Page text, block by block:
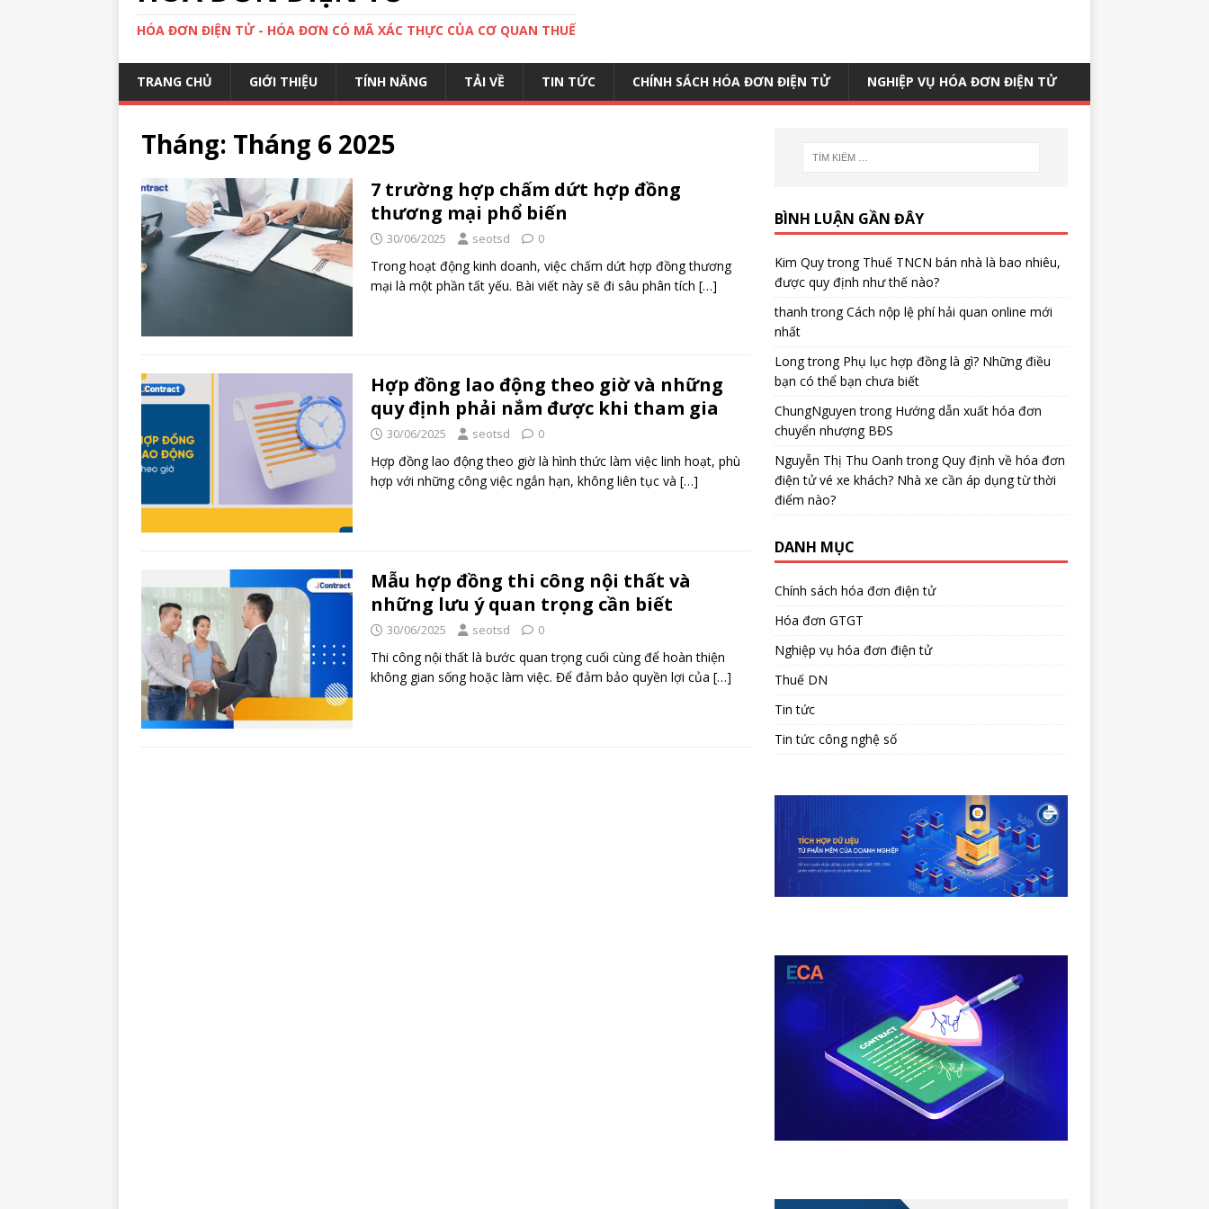
HÓA ĐƠN ĐIỆN TỬ - HÓA ĐƠN CÓ MÃ XÁC THỰC CỦA CƠ QUAN THUẾ
TRANG CHỦ GIỚI THIỆU TÍNH NĂNG TẢI VỀ TIN TỨC CHÍNH SÁCH HÓA ĐƠN ĐIỆN TỬ NGHIỆP VỤ HÓA ĐƠN ĐIỆN TỬ
Tháng: Tháng 6 2025
7 trường hợp chấm dứt hợp đồng
thương mại phổ biến
30/06/2025 seotsd 0
Trong hoạt động kinh doanh, việc chấm dứt hợp đồng thương
mại là một phần tất yếu. Bài viết này sẽ đi sâu phân tích […]
Hợp đồng lao động theo giờ và những
quy định phải nắm được khi tham gia
30/06/2025 seotsd 0
Hợp đồng lao động theo giờ là hình thức làm việc linh hoạt, phù
hợp với những công việc ngắn hạn, không liên tục và […]
Mẫu hợp đồng thi công nội thất và
những lưu ý quan trọng cần biết
30/06/2025 seotsd 0
Thi công nội thất là bước quan trọng cuối cùng để hoàn thiện
không gian sống hoặc làm việc. Để đảm bảo quyền lợi của […]
BÌNH LUẬN GẦN ĐÂY
Kim Quytrong Thuế TNCN bán nhà là bao nhiêu,
được quy định như thế nào?
thanh trongCách nộp lệ phí hải quan online mới
nhất
Longtrong Phụ lục hợp đồng là gì? Những điều
bạn có thể bạn chưa biết
ChungNguyen trong Hướng dẫn xuất hóa đơn
chuyển nhượng BĐS
Nguyễn Thị Thu Oanh trongQuy định về hóa đơn
điện tử vé xe khách? Nhà xe cần áp dụng từ thời
điểm nào?
DANH MỤC
Chính sách hóa đơn điện tử
Hóa đơn GTGT
Nghiệp vụ hóa đơn điện tử
Thuế DN
Tin tức
Tin tức công nghệ số